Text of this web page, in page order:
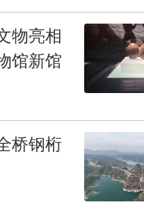
物亮相
馆新馆
桥钢桁